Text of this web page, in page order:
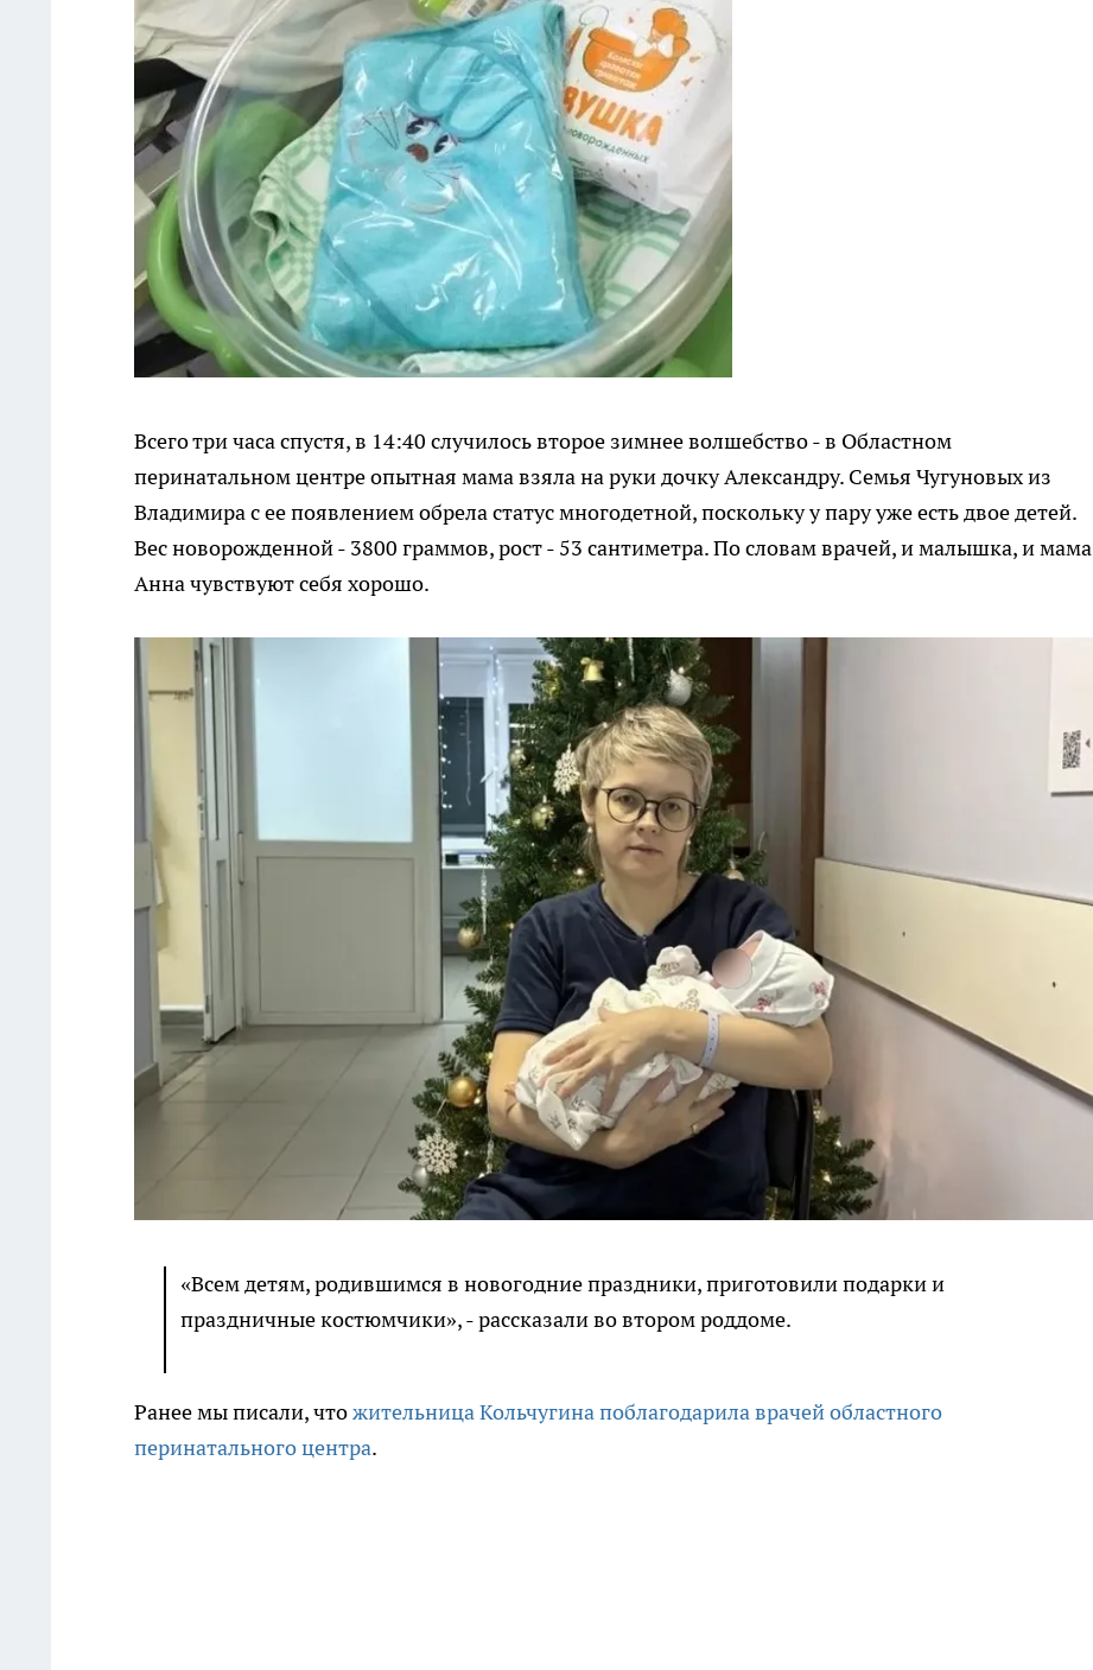
Всего три часа спустя, в 14:40 случилось второе зимнее волшебство - в Областном
перинатальном центре опытная мама взяла на руки дочку Александру. Семья Чугуновых из
Владимира с ее появлением обрела статус многодетной, поскольку у пару уже есть двое детей.
Вес новорожденной - 3800 граммов, рост - 53 сантиметра. По словам врачей, и малышка, и мама
Анна чувствуют себя хорошо.
«Всем детям, родившимся в новогодние праздники, приготовили подарки и
праздничные костюмчики», - рассказали во втором роддоме.
Ранее мы писали, чтожительница Кольчугина поблагодарила врачей областного
перинатального центра.